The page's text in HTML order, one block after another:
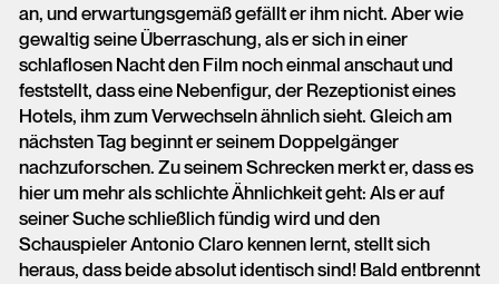
an, und erwartungsgemäß gefällt er ihm nicht. Aber wie
gewaltig seine Überraschung, als er sich in einer
schlaflosen Nacht den Film noch einmal anschaut und
feststellt, dass eine Nebenfigur, der Rezeptionist eines
Hotels, ihm zum Verwechseln ähnlich sieht. Gleich am
nächsten Tag beginnt er seinem Doppelgänger
nachzuforschen. Zu seinem Schrecken merkt er, dass es
hier um mehr als schlichte Ähnlichkeit geht: Als er auf
seiner Suche schließlich fündig wird und den
Schauspieler Antonio Claro kennen lernt, stellt sich
heraus, dass beide absolut identisch sind! Bald entbrennt